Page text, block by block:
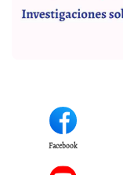
Facebook